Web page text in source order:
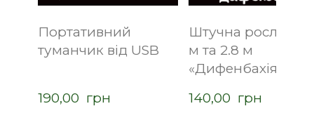
Портативний
туманчик від USB
190,00  грн
Штучна рослина
м та 2.8 м
«Дифенбахія»
140,00  грн